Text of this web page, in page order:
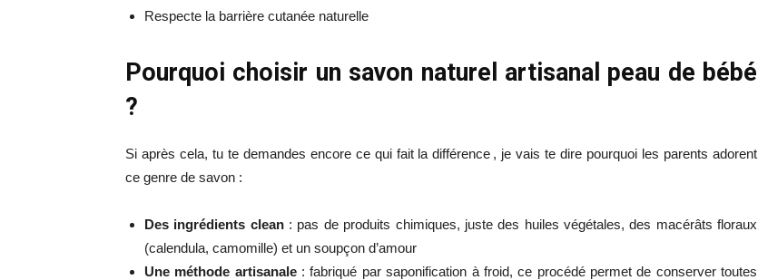
Respecte la barrière cutanée naturelle
Pourquoi choisir un savon naturel artisanal peau de bébé
?
Si après cela, tu te demandes encore ce qui fait la différence , je vais te dire pourquoi les parents adorent
ce genre de savon :
Des ingrédients clean: pas de produits chimiques, juste des huiles végétales, des macérâts floraux
(calendula, camomille) et un soupçon d’amour
Une méthode artisanale: fabriqué par saponification à froid, ce procédé permet de conserver toutes